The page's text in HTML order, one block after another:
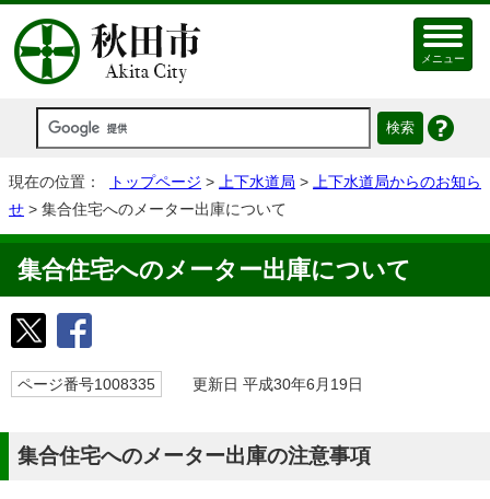
メニュー
現在の位置： トップページ > 上下水道局 >
上下水道局からのお知ら
せ > 集合住宅へのメーター出庫について
集合住宅へのメーター出庫について
ページ番号1008335 更新日 平成30年6月19日
集合住宅へのメーター出庫の注意事項